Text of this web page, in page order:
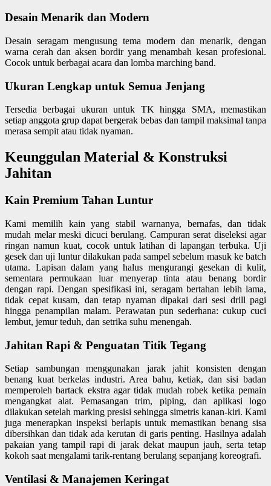
Desain Menarik dan Modern
Desain seragam mengusung tema modern dan menarik, dengan
warna cerah dan aksen bordir yang menambah kesan profesional.
Cocok untuk berbagai acara dan lomba marching band.
Ukuran Lengkap untuk Semua Jenjang
Tersedia berbagai ukuran untuk TK hingga SMA, memastikan
setiap anggota grup dapat bergerak bebas dan tampil maksimal tanpa
merasa sempit atau tidak nyaman.
Keunggulan Material & Konstruksi
Jahitan
Kain Premium Tahan Luntur
Kami memilih kain yang stabil warnanya, bernafas, dan tidak
mudah melar meski dicuci berulang. Campuran serat diseleksi agar
ringan namun kuat, cocok untuk latihan di lapangan terbuka. Uji
gesek dan uji luntur dilakukan pada sampel sebelum masuk ke batch
utama. Lapisan dalam yang halus mengurangi gesekan di kulit,
sementara permukaan luar menyerap tinta atau benang bordir
dengan rapi. Dengan spesifikasi ini, seragam bertahan lebih lama,
tidak cepat kusam, dan tetap nyaman dipakai dari sesi drill pagi
hingga penampilan malam. Perawatan pun sederhana: cukup cuci
lembut, jemur teduh, dan setrika suhu menengah.
Jahitan Rapi & Penguatan Titik Tegang
Setiap sambungan menggunakan jarak jahit konsisten dengan
benang kuat berkelas industri. Area bahu, ketiak, dan sisi badan
memperoleh bartack ekstra agar tidak mudah robek ketika pemain
mengangkat alat. Pemasangan trim, piping, dan aplikasi logo
dilakukan setelah marking presisi sehingga simetris kanan-kiri. Kami
juga menerapkan inspeksi berlapis untuk memastikan benang sisa
dibersihkan dan tidak ada kerutan di garis penting. Hasilnya adalah
pakaian yang tampil rapi di jarak dekat maupun jauh, serta tetap
kokoh saat mengalami tarik-rentang berulang sepanjang koreografi.
Ventilasi & Manajemen Keringat